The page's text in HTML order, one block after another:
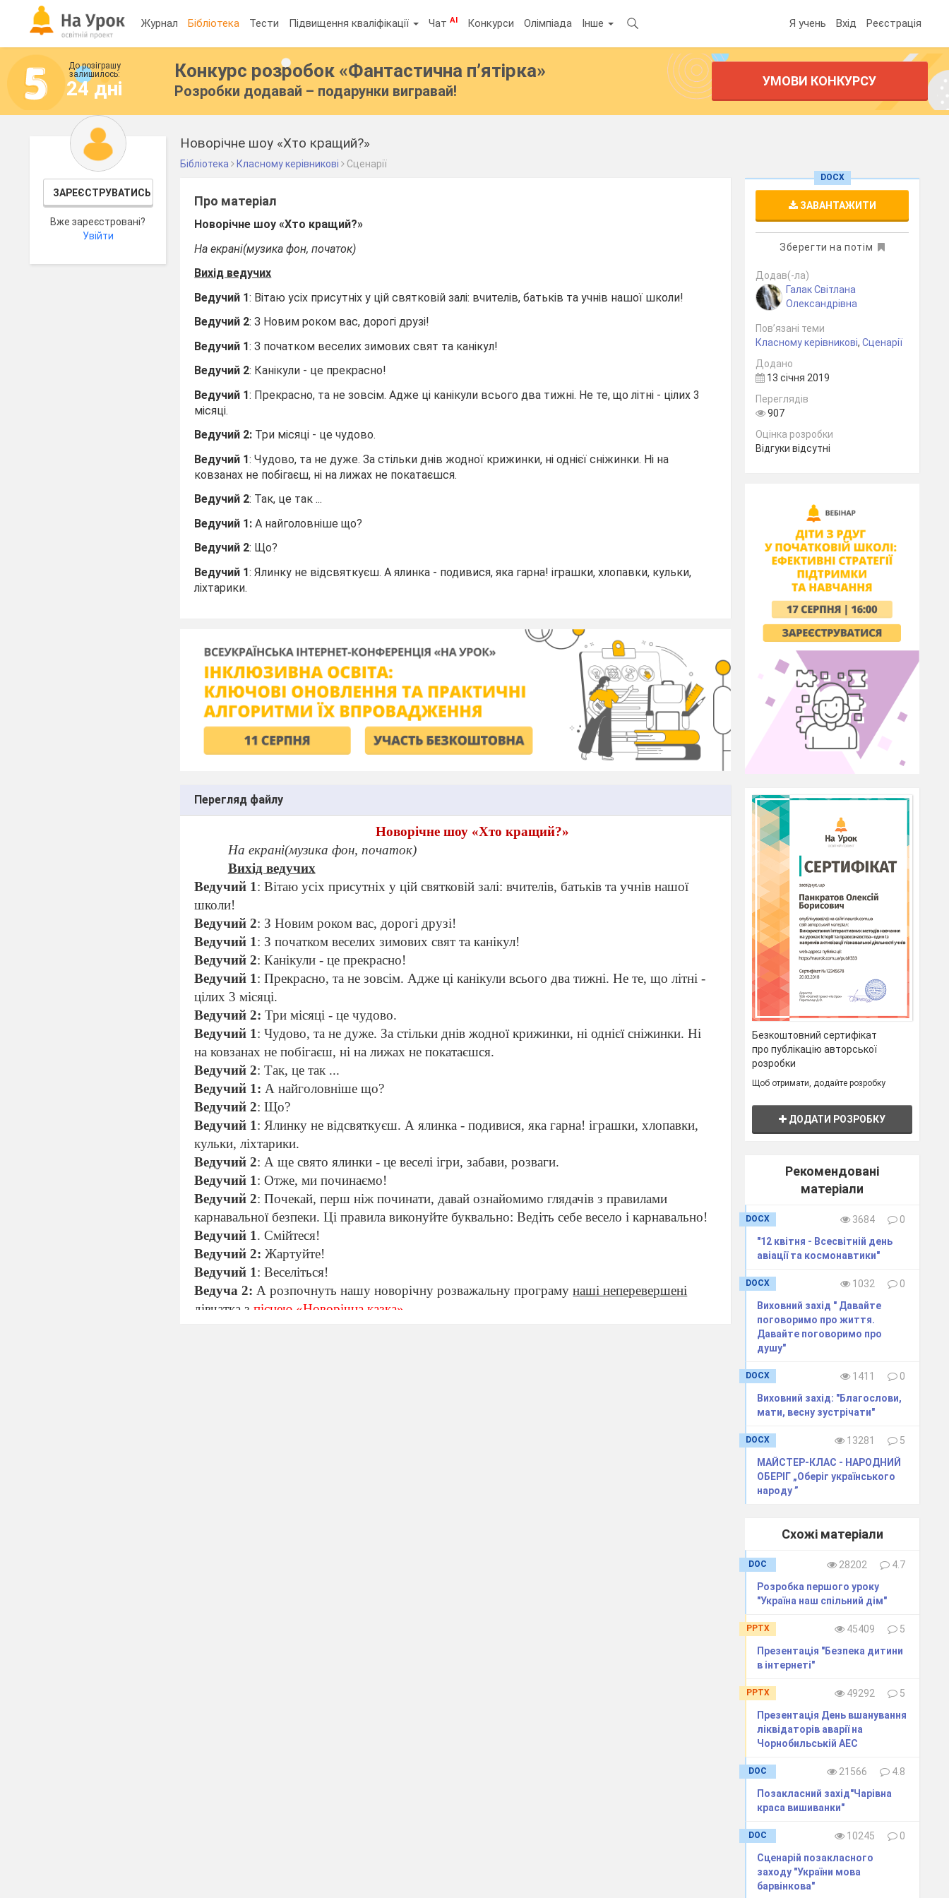
Журнал Бібліотека Тести Підвищення кваліфікації ЧатAI Конкурси Олімпіада Інше Я учень Вхід Реєстрація
До розіграшу
залишилось:
24 дні
Конкурс розробок «Фантастична п’ятірка»
Розробки додавай – подарунки вигравай!
УМОВИ КОНКУРСУ
ЗАРЕЄСТРУВАТИСЬ
Вже зареєстровані?
Увійти
Новорічне шоу «Хто кращий?»
Бібліотека Класному керівникові Сценарії
Про матеріал
Новорічне шоу «Хто кращий?»
На екрані(музика фон, початок)
Вихід ведучих
Ведучий 1: Вітаю усіх присутніх у цій святковій залі: вчителів, батьків та учнів нашої школи!
Ведучий 2: З Новим роком вас, дорогі друзі!
Ведучий 1: З початком веселих зимових свят та канікул!
Ведучий 2: Канікули - це прекрасно!
Ведучий 1: Прекрасно, та не зовсім. Адже ці канікули всього два тижні. Не те, що літні - цілих 3
місяці.
Ведучий 2: Три місяці - це чудово.
Ведучий 1: Чудово, та не дуже. За стільки днів жодної крижинки, ні однієї сніжинки. Ні на
ковзанах не побігаєш, ні на лижах не покатаєшся.
Ведучий 2: Так, це так ...
Ведучий 1: А найголовніше що?
Ведучий 2: Що?
Ведучий 1: Ялинку не відсвяткуєш. А ялинка - подивися, яка гарна! іграшки, хлопавки, кульки,
ліхтарики.
Перегляд файлу
Новорічне шоу «Хто кращий?»
На екрані(музика фон, початок)
Вихід ведучих
Ведучий 1: Вітаю усіх присутніх у цій святковій залі: вчителів, батьків та учнів нашої
школи!
Ведучий 2: З Новим роком вас, дорогі друзі!
Ведучий 1: З початком веселих зимових свят та канікул!
Ведучий 2: Канікули - це прекрасно!
Ведучий 1: Прекрасно, та не зовсім. Адже ці канікули всього два тижні. Не те, що літні -
цілих 3 місяці.
Ведучий 2: Три місяці - це чудово.
Ведучий 1: Чудово, та не дуже. За стільки днів жодної крижинки, ні однієї сніжинки. Ні
на ковзанах не побігаєш, ні на лижах не покатаєшся.
Ведучий 2: Так, це так ...
Ведучий 1: А найголовніше що?
Ведучий 2: Що?
Ведучий 1: Ялинку не відсвяткуєш. А ялинка - подивися, яка гарна! іграшки, хлопавки,
кульки, ліхтарики.
Ведучий 2: А ще свято ялинки - це веселі ігри, забави, розваги.
Ведучий 1: Отже, ми починаємо!
Ведучий 2: Почекай, перш ніж починати, давай ознайомимо глядачів з правилами
карнавальної безпеки. Ці правила виконуйте буквально: Ведіть себе весело і карнавально!
Ведучий 1. Смійтеся!
Ведучий 2: Жартуйте!
Ведучий 1: Веселіться!
Ведуча 2: А розпочнуть нашу новорічну розважальну програму наші неперевершені
дівчатка зпіснею «Новорічна казка»
DOCX
ЗАВАНТАЖИТИ
Зберегти на потім
Додав(-ла)
Галак Світлана
Олександрівна
Пов’язані теми
Класному керівникові,Сценарії
Додано
13 січня 2019
Переглядів
907
Оцінка розробки
Відгуки відсутні
Безкоштовний сертифікат
про публікацію авторської
розробки
Щоб отримати, додайте розробку
ДОДАТИ РОЗРОБКУ
Рекомендовані
матеріали
DOCX 3684
0
"12 квітня - Всесвітній день
авіації та космонавтики"
DOCX 1032
0
Виховний захід " Давайте
поговоримо про життя.
Давайте поговоримо про
душу"
DOCX 1411
0
Виховний захід: "Благослови,
мати, весну зустрічати"
DOCX 13281
5
МАЙСТЕР-КЛАС - НАРОДНИЙ
ОБЕРІГ „Оберіг українського
народу ”
Схожі матеріали
DOC 28202
4.7
Розробка першого уроку
"Україна наш спільний дім"
PPTX 45409
5
Презентація "Безпека дитини
в інтернеті"
PPTX 49292
5
Презентація День вшанування
ліквідаторів аварії на
Чорнобильській АЕС
DOC 21566
4.8
Позакласний захід"Чарівна
краса вишиванки"
DOC 10245
0
Сценарій позакласного
заходу "України мова
барвінкова"